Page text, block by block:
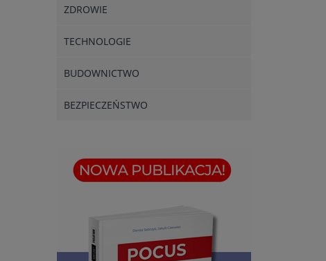
ZDROWIE
TECHNOLOGIE
BUDOWNICTWO
BEZPIECZEŃSTWO